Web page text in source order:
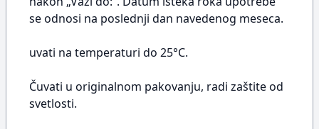
se odnosi na poslednji dan navedenog meseca.
uvati na temperaturi do 25°C.
Čuvati u originalnom pakovanju, radi zaštite od
svetlosti.